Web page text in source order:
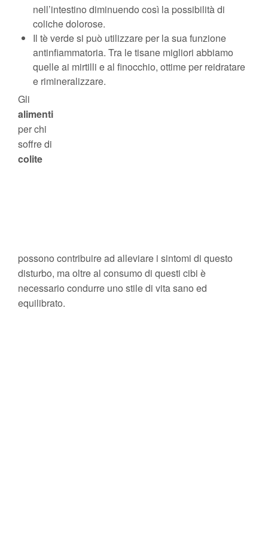
nell’intestino diminuendo così la possibilità di
coliche dolorose.
Il tè verde si può utilizzare per la sua funzione
antinfiammatoria. Tra le tisane migliori abbiamo
quelle ai mirtilli e al finocchio, ottime per reidratare
e rimineralizzare.
Gli
alimenti
per chi
soffre di
colite
possono contribuire ad alleviare i sintomi di questo
disturbo, ma oltre al consumo di questi cibi è
necessario condurre uno stile di vita sano ed
equilibrato.